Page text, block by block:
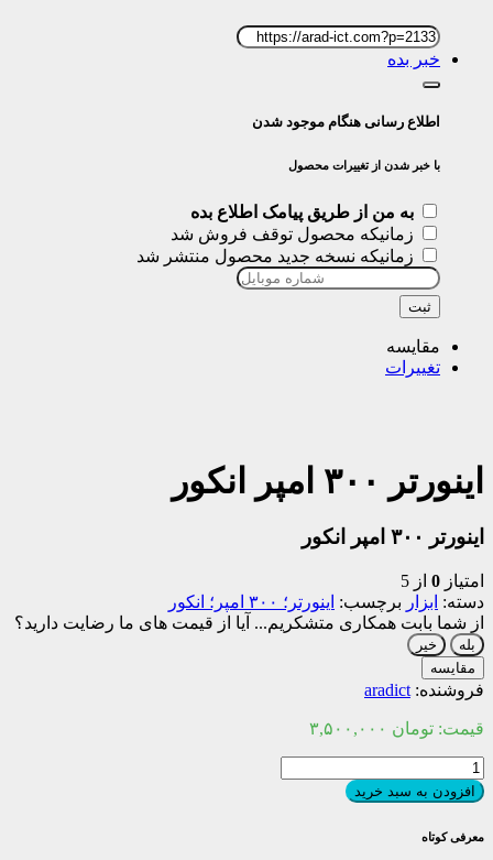
خبر بده
اطلاع رسانی هنگام موجود شدن
با خبر شدن از تغییرات محصول
به من از طریق پیامک اطلاع بده
زمانیکه محصول توقف فروش شد
زمانیکه نسخه جدید محصول منتشر شد
ثبت
مقایسه
تغییرات
اینورتر ۳۰۰ امپر انکور
اینورتر ۳۰۰ امپر انکور
امتیاز 0 از 5
دسته: ابزار برچسب: اینورتر؛ ۳۰۰ امپر؛ انکور
از شما بابت همکاری متشکریم... آیا از قیمت های ما رضایت دارید؟
بله
خیر
مقایسه
فروشنده: aradict
قیمت: تومان
اینورتر
۳۰۰
امپر
انکور
عدد
افزودن به سبد خرید
معرفی کوتاه